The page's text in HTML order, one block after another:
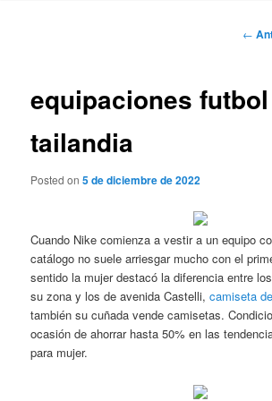
←
equipaciones futbol
tailandia
Posted on5 de diciembre de 2022
Cuando Nike comienza a vestir a un equipo
catálogo no suele arriesgar mucho con el
sentido la mujer destacó la diferencia entre
su zona y los de avenida Castelli,camiseta
también su cuñada vende camisetas.
ocasión de ahorrar hasta 50% en las
para mujer.